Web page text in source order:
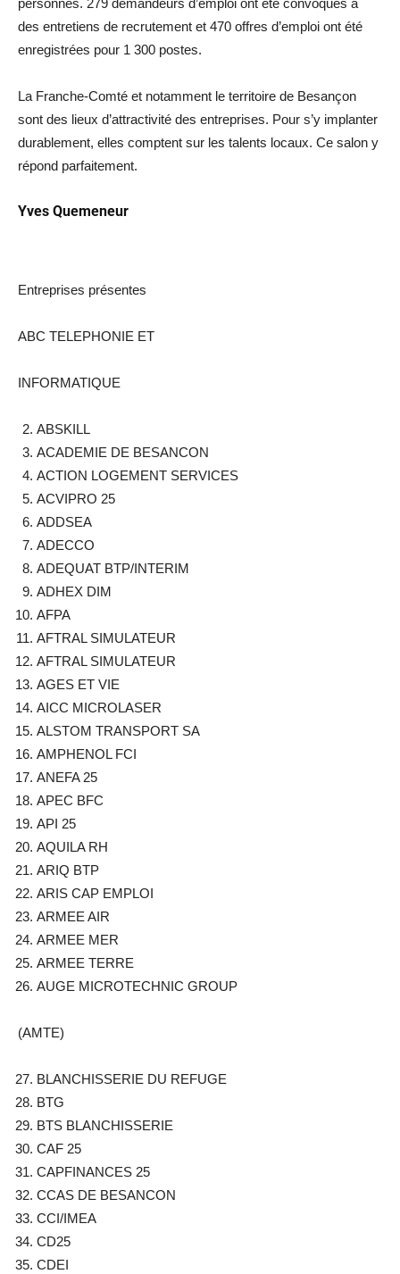
personnes. 279 demandeurs d’emploi ont été convoqués à
des entretiens de recrutement et 470 offres d’emploi ont été
enregistrées pour 1 300 postes.
La Franche-Comté et notamment le territoire de Besançon
sont des lieux d’attractivité des entreprises. Pour s’y implanter
durablement, elles comptent sur les talents locaux. Ce salon y
répond parfaitement.
Yves Quemeneur
Entreprises présentes
ABC TELEPHONIE ET
INFORMATIQUE
ABSKILL
ACADEMIE DE BESANCON
ACTION LOGEMENT SERVICES
ACVIPRO 25
ADDSEA
ADECCO
ADEQUAT BTP/INTERIM
ADHEX DIM
AFPA
AFTRAL SIMULATEUR
AFTRAL SIMULATEUR
AGES ET VIE
AICC MICROLASER
ALSTOM TRANSPORT SA
AMPHENOL FCI
ANEFA 25
APEC BFC
API 25
AQUILA RH
ARIQ BTP
ARIS CAP EMPLOI
ARMEE AIR
ARMEE MER
ARMEE TERRE
AUGE MICROTECHNIC GROUP
(AMTE)
BLANCHISSERIE DU REFUGE
BTG
BTS BLANCHISSERIE
CAF 25
CAPFINANCES 25
CCAS DE BESANCON
CCI/IMEA
CD25
CDEI